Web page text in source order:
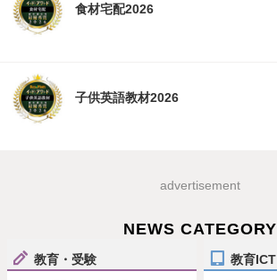
食材宅配2026
子供英語教材2026
advertisement
NEWS CATEGORY
教育・受験 教育ICT